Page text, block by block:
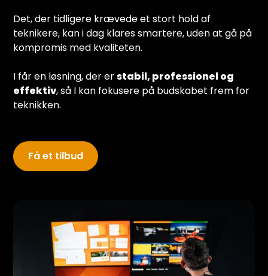
Det, der tidligere krævede et stort hold af
teknikere, kan i dag klares smartere, uden at gå på
kompromis med kvaliteten.
I får en løsning, der erstabil, professionel og
effektiv, så I kan fokusere på budskabet frem for
teknikken.
Få et tilbud